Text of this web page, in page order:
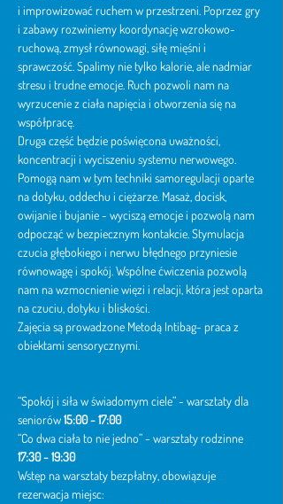
i improwizować ruchem w przestrzeni. Poprzez gry
i zabawy rozwiniemy koordynację wzrokowo-
ruchową, zmysł równowagi, siłę mięśni i
sprawczość. Spalimy nie tylko kalorie, ale nadmiar
stresu i trudne emocje. Ruch pozwoli nam na
wyrzucenie z ciała napięcia i otworzenia się na
współpracę.
Druga część będzie poświęcona uważności,
koncentracji i wyciszeniu systemu nerwowego.
Pomogą nam w tym techniki samoregulacji oparte
na dotyku, oddechu i ciężarze. Masaż, docisk,
owijanie i bujanie - wyciszą emocje i pozwolą nam
odpocząć w bezpiecznym kontakcie. Stymulacja
czucia głębokiego i nerwu błędnego przyniesie
równowagę i spokój. Wspólne ćwiczenia pozwolą
nam na wzmocnienie więzi i relacji, która jest oparta
na czuciu, dotyku i bliskości.
Zajęcia są prowadzone Metodą Intibag- praca z
obiektami sensorycznymi.
“Spokój i siła w świadomym ciele” - warsztaty dla
seniorów 15:00 - 17:00
“Co dwa ciała to nie jedno” - warsztaty rodzinne
17:30 - 19:30
Wstęp na warsztaty bezpłatny, obowiązuje
rezerwacja miejsc: